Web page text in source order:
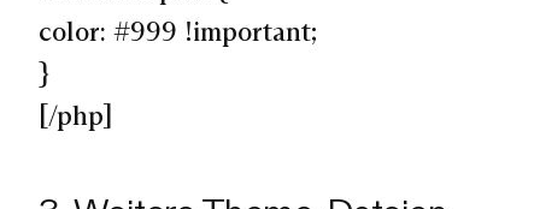
color: #999 !important;
}
[/php]